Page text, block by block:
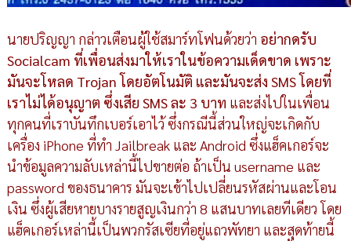
นายปริญญา กล่าวเตือนผู้ใช้สมาร์ทโฟนด้วยว่า อย่ากดรับ
Socialcam ที่เพื่อนส่งมาให้เราในข้อความเด็ดขาด เพราะ
มันจะโหลด Trojan โดยอัตโนมัติ และมันจะส่ง SMS โดยที่
เราไม่ได้อนุญาต ซึ่งเสีย SMS ละ 3 บาท และส่งไปในเพื่อน
ทุกคนที่เราบันทึกเบอร์เอาไว้ ซึ่งกรณีนี้ส่วนใหญ่จะเกิดกับ
เครื่อง iPhone ที่ทำ Jailbreak และ Android ซึ่งแฮ็คเกอร์จะ
นำข้อมูลความลับเหล่านี้ไปขายต่อ ถ้าเป็น username และ
password ของธนาคาร มันจะเข้าไปเปลี่ยนรหัสผ่านและโอน
เงิน ซึ่งผู้เสียหายบางรายสูญเงินกว่า 8 แสนบาทเลยทีเดียว โดย
แฮ็คเกอร์เหล่านี้เป็นพวกรัสเซียที่อยู่แถวพัทยา และสุดท้ายนี้